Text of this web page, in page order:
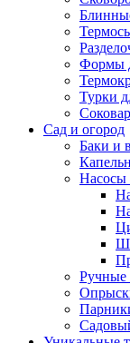
Формы
Турки
Сад и огород
Баки и
Насосы
Ручные